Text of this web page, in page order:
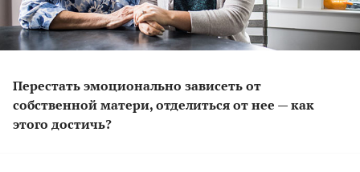
Перестать эмоционально зависеть от
собственной матери, отделиться от нее — как
этого достичь?